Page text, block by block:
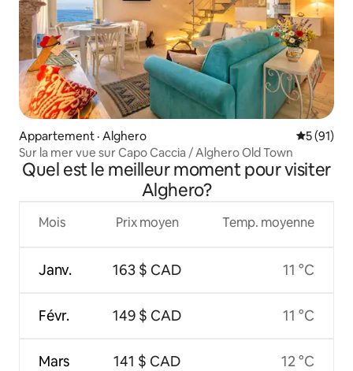
Appartement · Alghero Note
5 (91)
Sur la mer vue sur Capo Caccia / Alghero Old Town
Quel est le meilleur moment pour visiter
Alghero?
Mois
Janv.
Févr.
Mars
Prix moyen
163 $ CAD
149 $ CAD
141 $ CAD
Temp. moyenne
11 °C
11 °C
12 °C